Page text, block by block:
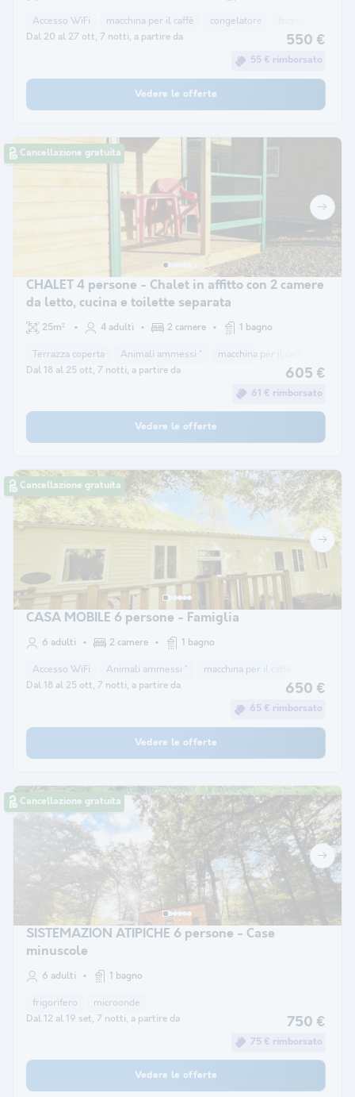
Accesso WiFi macchina per il caffè congelatore
Dal 20 al 27 ott, 7 notti, a partire da 550 €
55 € rimborsato
Vedere le offerte
Cancellazione gratuita
CHALET 4 persone - Chalet in affitto con 2 camere
da letto, cucina e toilette separata
25m² 4 adulti 2 camere 1 bagno
Terrazza coperta Animali ammessi * macchina per il caffè
Dal 18 al 25 ott, 7 notti, a partire da 605 €
61 € rimborsato
Vedere le offerte
Cancellazione gratuita
CASA MOBILE 6 persone - Famiglia
6 adulti 2 camere 1 bagno
Accesso WiFi Animali ammessi * macchina per il caffè
Dal 18 al 25 ott, 7 notti, a partire da 650 €
65 € rimborsato
Vedere le offerte
Cancellazione gratuita
SISTEMAZION ATIPICHE 6 persone - Case
minuscole
6 adulti 1 bagno
frigorifero microonde
Dal 12 al 19 set, 7 notti, a partire da 750 €
75 € rimborsato
Vedere le offerte